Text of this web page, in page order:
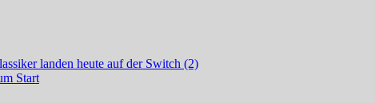
landen heute auf der Switch (2)
Start